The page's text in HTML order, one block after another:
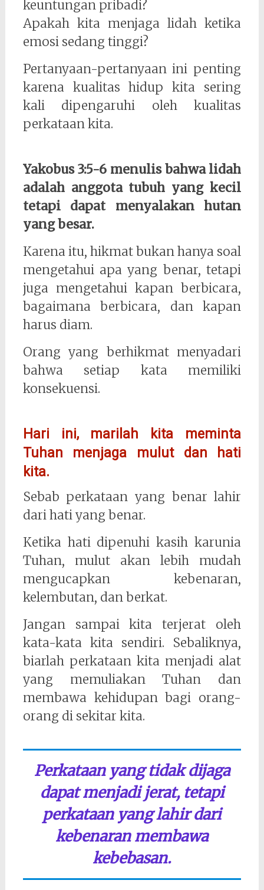
keuntungan pribadi?
Apakah kita menjaga lidah ketika
emosi sedang tinggi?
Pertanyaan-pertanyaan ini penting
karena kualitas hidup kita sering
kali dipengaruhi oleh kualitas
perkataan kita.
Yakobus 3:5-6 menulis bahwa lidah
adalah anggota tubuh yang kecil
tetapi dapat menyalakan hutan
yang besar.
Karena itu, hikmat bukan hanya soal
mengetahui apa yang benar, tetapi
juga mengetahui kapan berbicara,
bagaimana berbicara, dan kapan
harus diam.
Orang yang berhikmat menyadari
bahwa setiap kata memiliki
konsekuensi.
Hari ini, marilah kita meminta
Tuhan menjaga mulut dan hati
kita.
Sebab perkataan yang benar lahir
dari hati yang benar.
Ketika hati dipenuhi kasih karunia
Tuhan, mulut akan lebih mudah
mengucapkan kebenaran,
kelembutan, dan berkat.
Jangan sampai kita terjerat oleh
kata-kata kita sendiri. Sebaliknya,
biarlah perkataan kita menjadi alat
yang memuliakan Tuhan dan
membawa kehidupan bagi orang-
orang di sekitar kita.
Perkataan yang tidak dijaga
dapat menjadi jerat, tetapi
perkataan yang lahir dari
kebenaran membawa
kebebasan.